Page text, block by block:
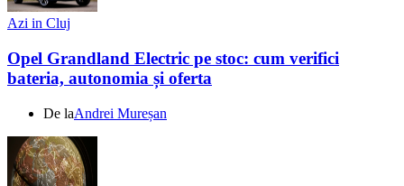
Azi in Cluj
Opel Grandland Electric pe stoc: cum verifici
bateria, autonomia și oferta
De laAndrei Mureșan